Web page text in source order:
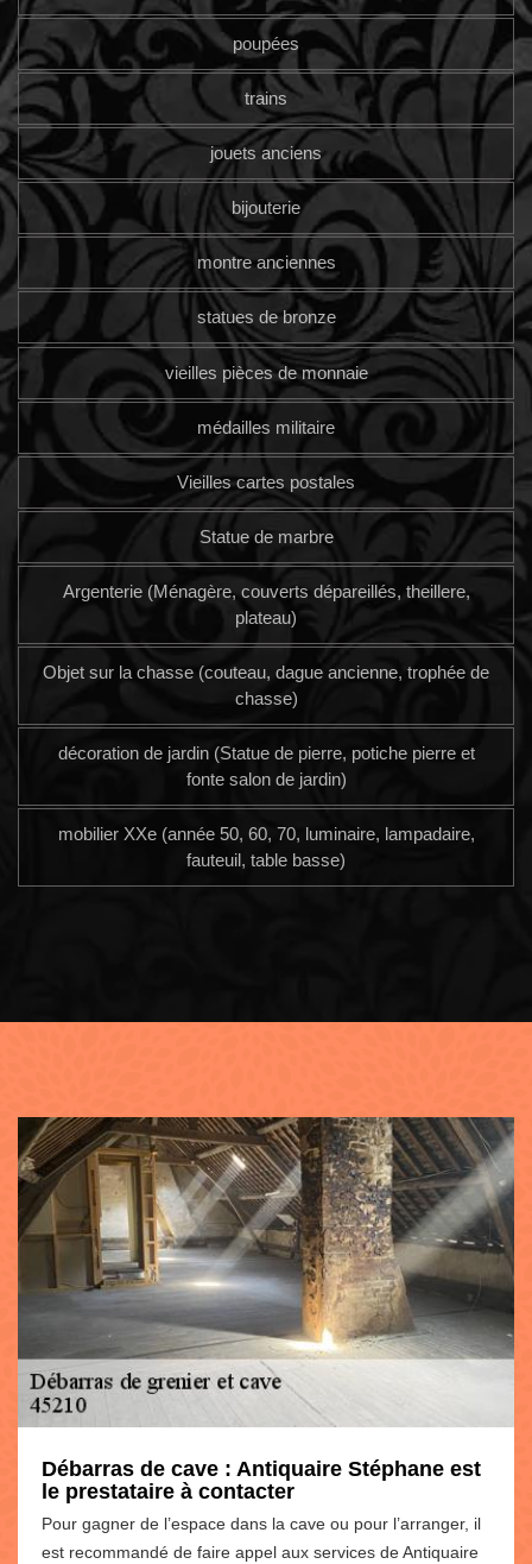
poupées
trains
jouets anciens
bijouterie
montre anciennes
statues de bronze
vieilles pièces de monnaie
médailles militaire
Vieilles cartes postales
Statue de marbre
Argenterie (Ménagère, couverts dépareillés, theillere,
plateau)
Objet sur la chasse (couteau, dague ancienne, trophée de
chasse)
décoration de jardin (Statue de pierre, potiche pierre et
fonte salon de jardin)
mobilier XXe (année 50, 60, 70, luminaire, lampadaire,
fauteuil, table basse)
Débarras de cave : Antiquaire Stéphane est
le prestataire à contacter
Pour gagner de l’espace dans la cave ou pour l’arranger, il
est recommandé de faire appel aux services de Antiquaire